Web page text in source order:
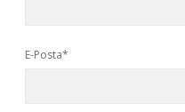
E-Posta*